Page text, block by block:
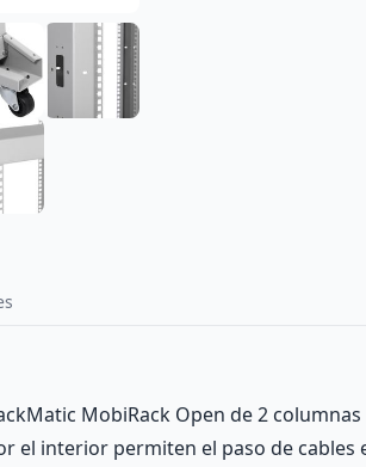
MobiRack Open de 2
el interior permiten el paso de